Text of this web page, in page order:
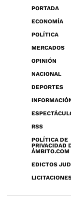
PORTADA
ECONOMÍA
POLÍTICA
MERCADOS
OPINIÓN
NACIONAL
DEPORTES
RSS
POLÍTICA DE
PRIVACIDAD
ÁMBITO.COM
EDICTOS